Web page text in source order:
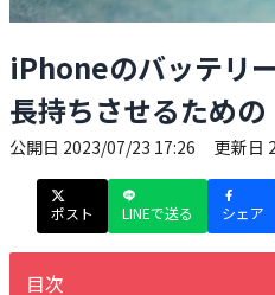
iPhoneのバッテリ
長持ちさせるための
公開日 2023/07/23 17:26 更新日
ポスト LINEで送る シェア
目次